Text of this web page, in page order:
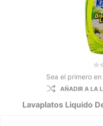
Sea el primero
AÑADIR A LA
Lavaplatos Liquido